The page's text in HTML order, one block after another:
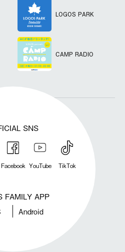
LOGOS PARK
CAMP RADIO
SNS
Facebook YouTube TikTok
FAMILY APP
Android